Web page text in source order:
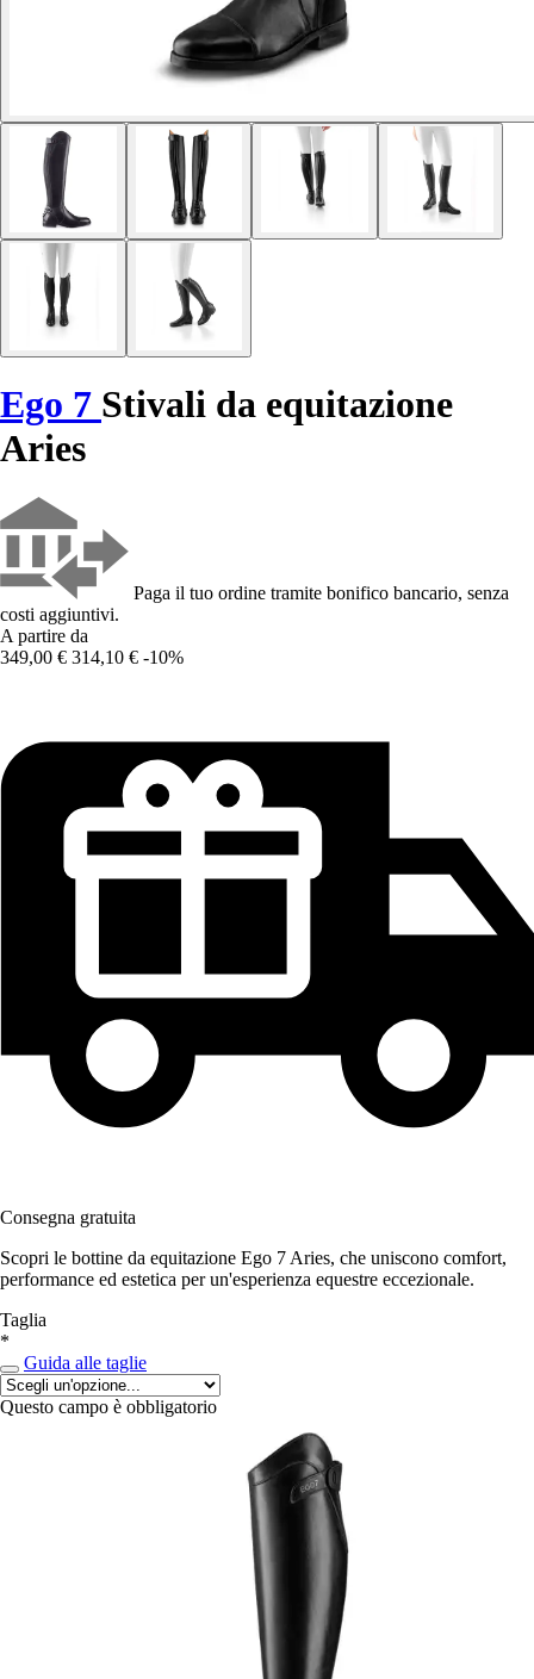
Ego 7 Stivali da equitazione
Aries
Paga il tuo ordine tramite bonifico bancario, senza
costi aggiuntivi.
A partire da
349,00 € 314,10 € -10%
Consegna gratuita
Scopri le bottine da equitazione Ego 7 Aries, che uniscono comfort,
performance ed estetica per un'esperienza equestre eccezionale.
Taglia
*
Guida alle taglie
Questo campo è obbligatorio